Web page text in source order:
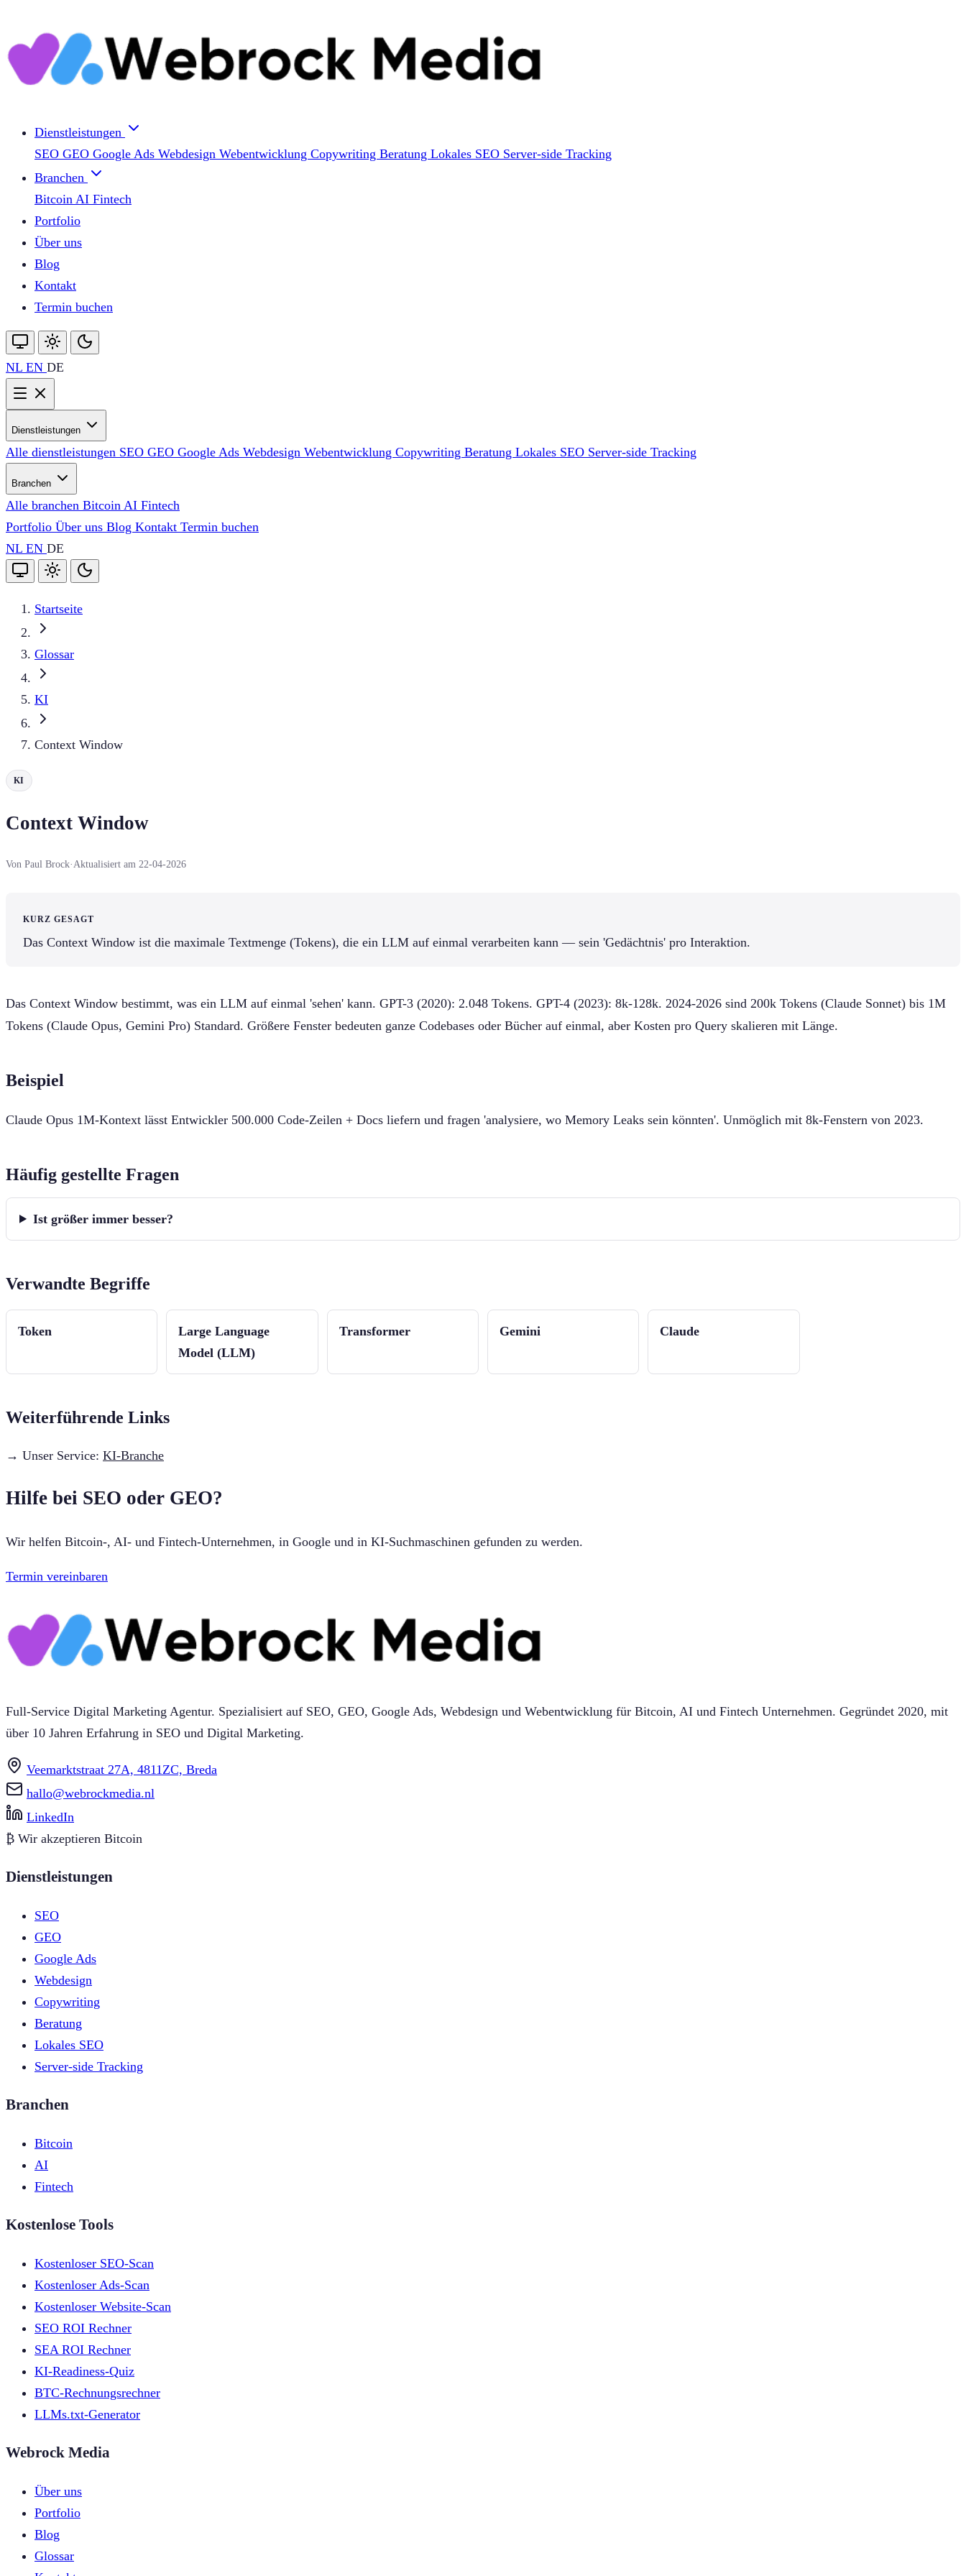
Dienstleistungen
SEO GEO Google Ads Webdesign Webentwicklung Copywriting Beratung Lokales SEO Server-side Tracking
Branchen
Bitcoin AI Fintech
Portfolio
Über uns
Blog
Kontakt
Termin buchen
NL EN DE
Dienstleistungen
Alle dienstleistungen SEO GEO Google Ads Webdesign Webentwicklung Copywriting Beratung Lokales SEO Server-side Tracking
Branchen
Alle branchen Bitcoin AI Fintech
Portfolio Über uns Blog Kontakt Termin buchen
NL EN DE
Startseite
Glossar
KI
Context Window
KI
Context Window
Von Paul Brock· Aktualisiert am 22-04-2026
KURZ GESAGT
Das Context Window ist die maximale Textmenge (Tokens), die ein LLM auf einmal verarbeiten kann — sein 'Gedächtnis' pro Interaktion.
Das Context Window bestimmt, was ein LLM auf einmal 'sehen' kann. GPT-3 (2020): 2.048 Tokens. GPT-4 (2023): 8k-128k. 2024-2026 sind 200k Tokens (Claude Sonnet) bis 1M
Tokens (Claude Opus, Gemini Pro) Standard. Größere Fenster bedeuten ganze Codebases oder Bücher auf einmal, aber Kosten pro Query skalieren mit Länge.
Beispiel
Claude Opus 1M-Kontext lässt Entwickler 500.000 Code-Zeilen + Docs liefern und fragen 'analysiere, wo Memory Leaks sein könnten'. Unmöglich mit 8k-Fenstern von 2023.
Häufig gestellte Fragen
Ist größer immer besser?
Verwandte Begriffe
Token
Large Language
Model (LLM)
Transformer Gemini Claude
Weiterführende Links
→ Unser Service: KI-Branche
Hilfe bei SEO oder GEO?
Wir helfen Bitcoin-, AI- und Fintech-Unternehmen, in Google und in KI-Suchmaschinen gefunden zu werden.
Termin vereinbaren
Full-Service Digital Marketing Agentur. Spezialisiert auf SEO, GEO, Google Ads, Webdesign und Webentwicklung für Bitcoin, AI und Fintech Unternehmen. Gegründet 2020, mit
über 10 Jahren Erfahrung in SEO und Digital Marketing.
Veemarktstraat 27A, 4811ZC, Breda
hallo@webrockmedia.nl
LinkedIn
₿ Wir akzeptieren Bitcoin
Dienstleistungen
SEO
GEO
Google Ads
Webdesign
Copywriting
Beratung
Lokales SEO
Server-side Tracking
Branchen
Bitcoin
AI
Fintech
Kostenlose Tools
Kostenloser SEO-Scan
Kostenloser Ads-Scan
Kostenloser Website-Scan
SEO ROI Rechner
SEA ROI Rechner
KI-Readiness-Quiz
BTC-Rechnungsrechner
LLMs.txt-Generator
Webrock Media
Über uns
Portfolio
Blog
Glossar